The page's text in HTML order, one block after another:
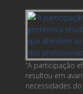
“A participação
resultou em
necessidades